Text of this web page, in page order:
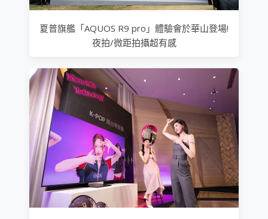
夏普旗艦「AQUOS R9 pro」體驗會於華山登場!
夜拍/微距拍攝超有感